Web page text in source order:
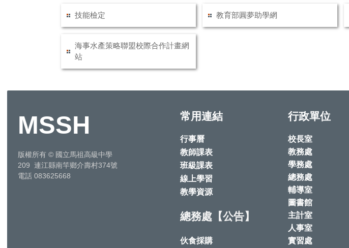
技能檢定 教育部圓夢助學網
海事水產策略聯盟校際合作計畫網
站
MSSH
版權所有 © 國立馬祖高級中學
209 連江縣南竿鄉介壽村374號
電話 083625668
常用連結
行事曆
教師課表
班級課表
線上學習
教學資源
總務處【公告】
伙食採購
行政單位
校長室
教務處
學務處
總務處
輔導室
圖書館
主計室
人事室
實習處